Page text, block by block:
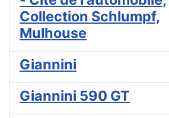
Collection Schlumpf,
Mulhouse
Giannini
Giannini 590 GT